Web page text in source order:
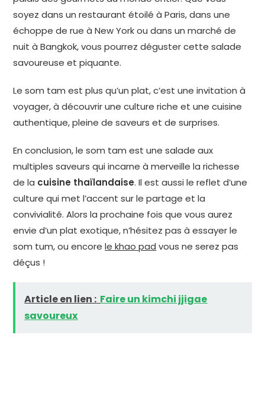
soyez dans un restaurant étoilé à Paris, dans une
échoppe de rue à New York ou dans un marché de
nuit à Bangkok, vous pourrez déguster cette salade
savoureuse et piquante.
Le som tam est plus qu’un plat, c’est une invitation à
voyager, à découvrir une culture riche et une cuisine
authentique, pleine de saveurs et de surprises.
En conclusion, le som tam est une salade aux
multiples saveurs qui incarne à merveille la richesse
de la cuisine thaïlandaise. Il est aussi le reflet d’une
culture qui met l’accent sur le partage et la
convivialité. Alors la prochaine fois que vous aurez
envie d’un plat exotique, n’hésitez pas à essayer le
som tum, ou encorele khao pad vous ne serez pas
déçus !
Article en lien : Faire un kimchi jjigae
savoureux